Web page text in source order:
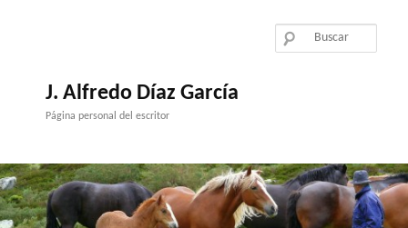
J. Alfredo Díaz García
Página personal del escritor